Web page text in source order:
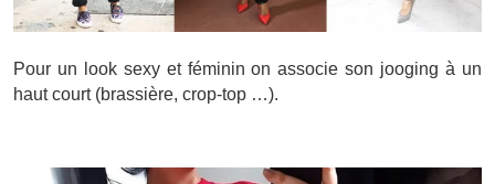
Pour un look sexy et féminin on associe son jooging à un
haut court (brassière, crop-top …).